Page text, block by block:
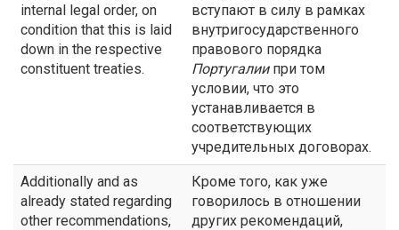
internal legal order, on
condition that this is laid
down in the respective
constituent treaties.
вступают в силу в рамках
внутригосударственного
правового порядка
Португалиипри том
условии, что это
устанавливается в
соответствующих
учредительных договорах.
Additionally and as
already stated regarding
other recommendations,
Кроме того, как уже
говорилось в отношении
других рекомендаций,